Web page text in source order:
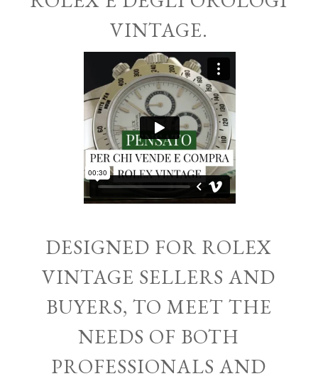
VINTAGE.
DESIGNED FOR ROLEX
VINTAGE SELLERS AND
BUYERS, TO MEET THE
NEEDS OF BOTH
PROFESSIONALS AND